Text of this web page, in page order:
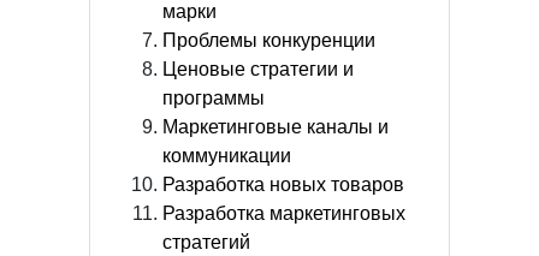
марки
Проблемы конкуренции
Ценовые стратегии и
программы
Маркетинговые каналы и
коммуникации
Разработка новых товаров
Разработка маркетинговых
стратегий